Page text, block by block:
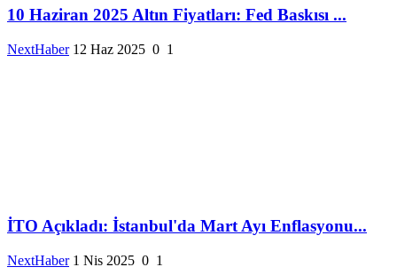
10 Haziran 2025 Altın Fiyatları: Fed Baskısı ...
NextHaber 12 Haz 2025 0 1
İTO Açıkladı: İstanbul'da Mart Ayı Enflasyonu...
NextHaber 1 Nis 2025 0 1